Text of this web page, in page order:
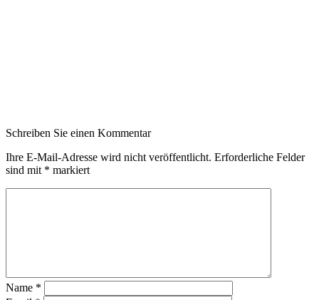
Schreiben Sie einen Kommentar
Ihre E-Mail-Adresse wird nicht veröffentlicht. Erforderliche Felder
sind mit * markiert
Name *